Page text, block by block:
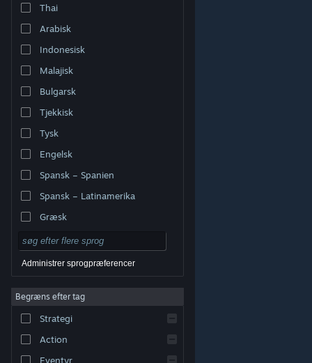
Vis desktop-webside
varemærker tilhører deres respektive indehavere i USA
Tilgængelighed
Refunderinger|
Thai
Arabisk
Indonesisk
Malajisk
Bulgarsk
Tjekkisk
Tysk
Engelsk
Spansk – Spanien
Spansk – Latinamerika
Græsk
Administrer sprogpræferencer
Begræns efter tag
Strategi
Action
Eventyr